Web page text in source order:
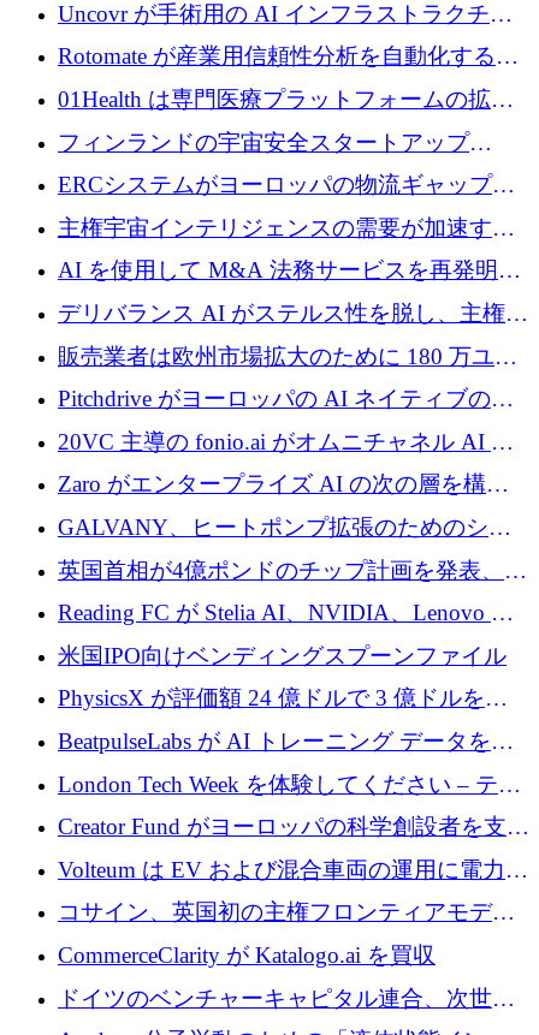
Uncovr が手術用の AI インフラストラクチャ
を構築するために 700 万ドルを調達
Rotomate が産業用信頼性分析を自動化するた
めに 210 万ユーロを調達
01Health は専門医療プラットフォームの拡大
に 1,500 万ドルを確保
フィンランドの宇宙安全スタートアップ
Aavuus が、スペースデブリ追跡に取り組むプ
レシード資金を獲得
ERCシステムがヨーロッパの物流ギャップを
埋めるために設計された重量物運搬用eVTOL
であるVictorを発表
主権宇宙インテリジェンスの需要が加速する
中、ICEYEは評価額100億ユーロ以上で4億
AI を使用して M&A 法務サービスを再発明す
るために 110 万ユーロを適切に確保
デリバランス AI がステルス性を脱し、主権の
あるエンタープライズ AI を強化
販売業者は欧州市場拡大のために 180 万ユー
ロを確保
Pitchdrive がヨーロッパの AI ネイティブの創
業者を支援するために 6,000 万ユーロを調達
20VC 主導の fonio.ai がオムニチャネル AI プ
ラットフォームのために 1,700 万ドルを調達
Zaro がエンタープライズ AI の次の層を構築
するために 510 万ドルを獲得
GALVANY、ヒートポンプ拡張のためのシー
ドラウンドで1,000万ユーロを確保
英国首相が4億ポンドのチップ計画を発表、英
国の新興企業は「ここで拡大」し「ここに留
まる」
Reading FC が Stelia AI、NVIDIA、Lenovo と
協力して AI Center of Excellence を立ち上げ
米国IPO向けベンディングスプーンファイル
PhysicsX が評価額 24 億ドルで 3 億ドルを調
達
BeatpulseLabs が AI トレーニング データを拡
張するために 180 万ドルのプレシードを調達
London Tech Week を体験してください – テク
ノロジーがヨーロッパのイノベーションの未
来を形作る場所
Creator Fund がヨーロッパの科学創設者を支援
するために 5,600 万ドルを調達
Volteum は EV および混合車両の運用に電力を
供給するために 250 万ユーロを寄付
コサイン、英国初の主権フロンティアモデル
で業界の支援を確保
CommerceClarity が Katalogo.ai を買収
ドイツのベンチャーキャピタル連合、次世代
スタートアップの成長に向けて機関投資家へ